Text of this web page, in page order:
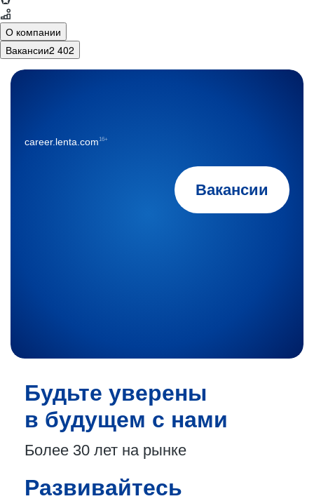
О компании
Вакансии2 402
Вакансии
career.lenta.com16+
Будьте уверены
в будущем с нами
Более 30 лет на рынке
Развивайтесь